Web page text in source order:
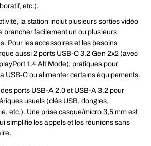
etc.).
la station inclut plusieurs sorties vidéo
brancher facilement un ou plusieurs
Pour les accessoires et les besoins
aussi 2 ports USB-C 3.2 Gen 2x2 (avec
1.4 Alt Mode), pratiques pour
USB-C ou alimenter certains équipements.
ports USB-A 2.0 et USB-A 3.2 pour
usuels (clés USB, dongles,
etc.). Une prise casque/micro 3,5 mm est
simplifie les appels et les réunions sans